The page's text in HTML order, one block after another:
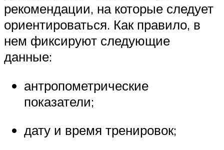
рекомендации, на которые следует
ориентироваться. Как правило, в
нем фиксируют следующие
данные:
антропометрические
показатели;
дату и время тренировок;